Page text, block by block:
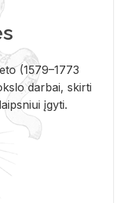
(1579–1773
darbai, skirti
įgyti.